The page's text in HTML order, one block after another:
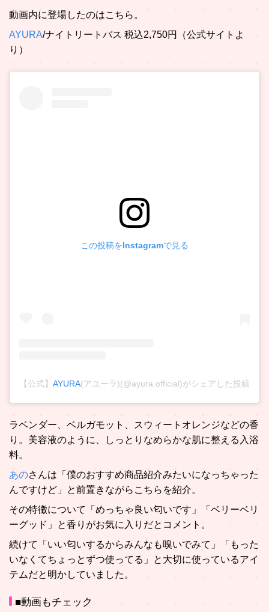
動画内に登場したのはこちら。
AYURA/ナイトリートバス 税込2,750円（公式サイトよ
り）
この投稿をInstagramで見る
【公式】 AYURA(アユーラ)(@ayura.official)がシェアした投稿
ラベンダー、ベルガモット、スウィートオレンジなどの香
り。美容液のように、しっとりなめらかな肌に整える入浴
料。
あのさんは「僕のおすすめ商品紹介みたいになっちゃった
んですけど」と前置きながらこちらを紹介。
その特徴について「めっちゃ良い匂いです」「ベリーベリ
ーグッド」と香りがお気に入りだとコメント。
続けて「いい匂いするからみんなも嗅いでみて」「もった
いなくてちょっとずつ使ってる」と大切に使っているアイ
テムだと明かしていました。
■動画もチェック